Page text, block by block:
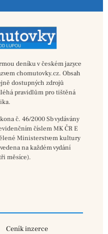
deníku v českém jazyce
chomutovky.cz. Obsah
dostupných zdrojů
pravidlům pro tištěná
č. 46/2000 Sb vydávány
číslem MK ČR E
Ministerstvem kultury
na každém vydání
měsíce).
Ceník inzerce